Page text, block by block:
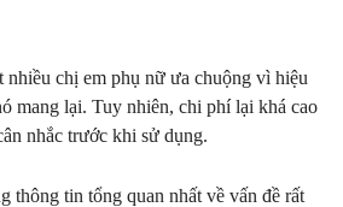
nhiều chị em phụ nữ ưa chuộng vì hiệu
mang lại. Tuy nhiên, chi phí lại khá cao
nhắc trước khi sử dụng.
thông tin tổng quan nhất về vấn đề rất